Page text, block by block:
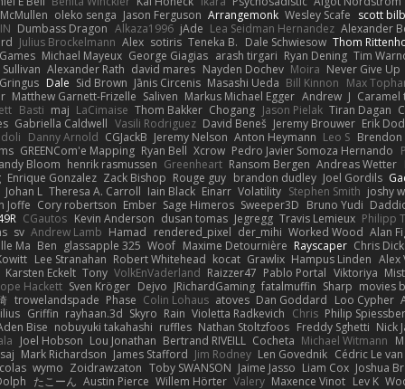
oleko senga Jason Ferguson Arrangemonk Wesley Scafe scott
Dumbass Dragon Alkaza1996 jAde Lea Seidman Hernandez Alexander
Julius Brockelmann Alex sotiris Teneka B. Dale Schwiesow Thom
Michael Mayeux George Giagias arash tirgari Ryan Dening Tim
Alexander Rath david mares Nayden Dochev Moira Never Give Up
Dale Sid Brown Jānis Circenis Masashi Ueda Bill Kinnon Max
Matthew Garnett-Frizelle Saliven Markus Michael Egger Andrew J Caramel
Basti maj LaCimaise Thom Bakker Chogang Jason Pielak Tiran Dagan
Gabriella Caldwell Vasili Rodriguez David Beneš Jeremy Brouwer Erik
Danny Arnold CGJackB Jeremy Nelson Anton Heymann Leo S Brendon
GREENCom'e Mapping Ryan Bell Xcrow Pedro Javier Somoza Hernando
Bloom henrik rasmussen Greenheart Ransom Bergen Andreas Wetter
Enrique Gonzalez Zack Bishop Rouge guy brandon dudley Joel Gordils
Johan L Theresa A. Carroll Iain Black Einarr Volatility Stephen Smith joshy
Joffe Cory robertson Ember Sage Himeros Sweeper3D Bruno Yudi
CGautos Kevin Anderson dusan tomas Jegregg Travis Lemieux Philipp T
sv Andrew Lamb Hamad rendered_pixel der_mihi Worked Wood Alan
Ma Ben glassapple 325 Woof Maxime Detournière Rayscaper Chris
Lee Stranahan Robert Whitehead kocat Grawlix Hampus Linden Alex
Karsten Eckelt Tony VolkEnVaderland Raizzer47 Pablo Portal Viktoriya
Hackett Sven Kröger Dejvo JRichardGaming fatalmuffin Sharp movies
trowelandspade Phase Colin Lohaus atoves Dan Goddard Loo Cypher
Griffin rayhaan.3d Skyro Rain Violetta Radkevich Chris Philip
Bise nobuyuki takahashi ruffles Nathan Stoltzfoos Freddy Sghetti Nick
Joel Hobson Lou Jonathan Bertrand RIVEILL Cocheta Michael Witmann
Mark Richardson James Stafford Jim Rodney Len Govednik Cédric Le van
wymo Zoidrawzaton Toby SWANSON Jaime Jasso Liam Cox Joshua
たこーん Austin Pierce Willem Hörter Valery Maxence Vinot Lev K